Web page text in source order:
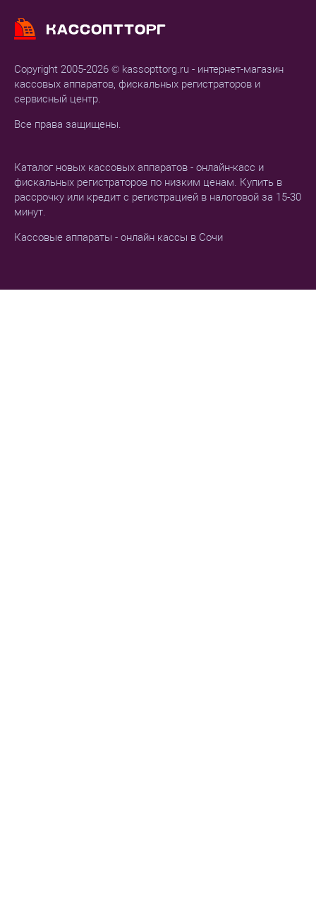
Copyright 2005-2026 © kassopttorg.ru - интернет-магазин
кассовых аппаратов, фискальных регистраторов и
сервисный центр.
Все права защищены.
Каталог новых кассовых аппаратов - онлайн-касс и
фискальных регистраторов по низким ценам. Купить в
рассрочку или кредит с регистрацией в налоговой за 15-30
минут.
Кассовые аппараты - онлайн кассы в Сочи